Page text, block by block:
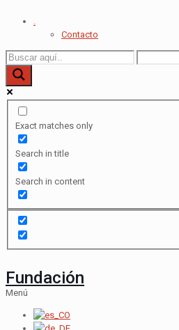
.
Contacto
Exact matches only
Search in title
Search in content
Fundación
Menú